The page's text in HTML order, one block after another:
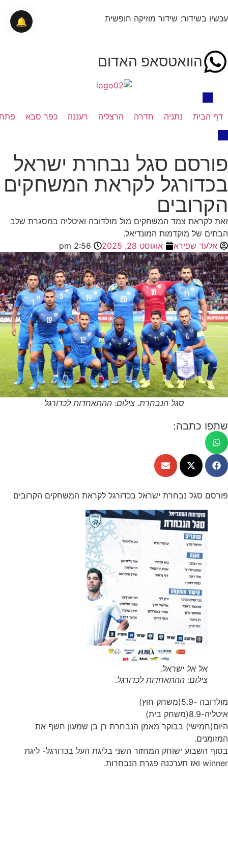
עכשיו בשידור: שידור מוזיקה חופשית
הוואטסאפ האדום
דף הבית נתניה חדרה הרצליה רעננה כפר סבא
פורסם סגל נבחרת ישראל
בכדורגל לקראת המשחקים
הקרובים
זאת לקראת צמד המשחקים מול מולדובה ואיטליה במסגרת שלב
הבתים של מוקדמות המונדיאל.
אלעד שפירא
אוגוסט 28, 2025 2:56 pm
סגל הנבחרת. צילום: ההתאחדות לכדורגל
שתפו כתבה:
פורסם סגל נבחרת ישראל בכדורגל לקראת המשחקים הקרובים
אל אל ישראל.
צילום: ההתאחדות לכדורגל.
מולדובה -5.9(משחק חוץ)
איטליה-8.9(משחק בית)
היום(חמישי) בבוקר מאמן הנבחרת רן בן שמעון חשף את
המזומנים.
בסוף השבוע ישוחק המחזור השני בליגת העל בכדורגל- ליגת
winner ואז תערכנה פגרת הנבחרות.
🔔